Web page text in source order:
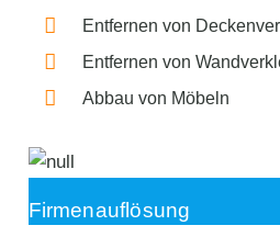
Entfernen von
Entfernen von
Abbau von Möbeln
Firmenauflösung